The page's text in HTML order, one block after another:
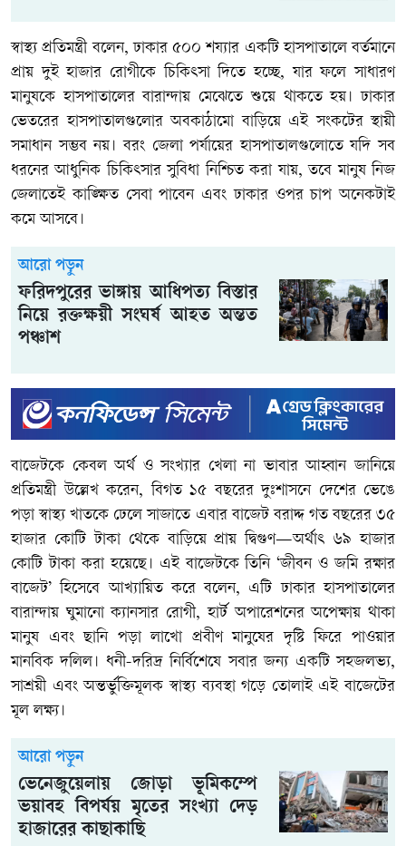
স্বাস্থ্য প্রতিমন্ত্রী বলেন, ঢাকার ৫০০ শয্যার একটি হাসপাতালে বর্তমানে
প্রায় দুই হাজার রোগীকে চিকিৎসা দিতে হচ্ছে, যার ফলে সাধারণ
মানুষকে হাসপাতালের বারান্দায় মেঝেতে শুয়ে থাকতে হয়। ঢাকার
ভেতরের হাসপাতালগুলোর অবকাঠামো বাড়িয়ে এই সংকটের স্থায়ী
সমাধান সম্ভব নয়। বরং জেলা পর্যায়ের হাসপাতালগুলোতে যদি সব
ধরনের আধুনিক চিকিৎসার সুবিধা নিশ্চিত করা যায়, তবে মানুষ নিজ
জেলাতেই কাঙ্ক্ষিত সেবা পাবেন এবং ঢাকার ওপর চাপ অনেকটাই
কমে আসবে।
আরো পড়ুন
ফরিদপুরের ভাঙ্গায় আধিপত্য বিস্তার
নিয়ে রক্তক্ষয়ী সংঘর্ষ আহত অন্তত
পঞ্চাশ
বাজেটকে কেবল অর্থ ও সংখ্যার খেলা না ভাবার আহ্বান জানিয়ে
প্রতিমন্ত্রী উল্লেখ করেন, বিগত ১৫ বছরের দুঃশাসনে দেশের ভেঙে
পড়া স্বাস্থ্য খাতকে ঢেলে সাজাতে এবার বাজেট বরাদ্দ গত বছরের ৩৫
হাজার কোটি টাকা থেকে বাড়িয়ে প্রায় দ্বিগুণ—অর্থাৎ ৬৯ হাজার
কোটি টাকা করা হয়েছে। এই বাজেটকে তিনি ‘জীবন ও জমি রক্ষার
বাজেট’ হিসেবে আখ্যায়িত করে বলেন, এটি ঢাকার হাসপাতালের
বারান্দায় ঘুমানো ক্যানসার রোগী, হার্ট অপারেশনের অপেক্ষায় থাকা
মানুষ এবং ছানি পড়া লাখো প্রবীণ মানুষের দৃষ্টি ফিরে পাওয়ার
মানবিক দলিল। ধনী-দরিদ্র নির্বিশেষে সবার জন্য একটি সহজলভ্য,
সাশ্রয়ী এবং অন্তর্ভুক্তিমূলক স্বাস্থ্য ব্যবস্থা গড়ে তোলাই এই বাজেটের
মূল লক্ষ্য।
আরো পড়ুন
ভেনেজুয়েলায় জোড়া ভূমিকম্পে
ভয়াবহ বিপর্যয় মৃতের সংখ্যা দেড়
হাজারের কাছাকাছি